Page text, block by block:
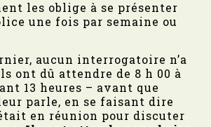
les oblige à se présenter
une fois par semaine ou
aucun interrogatoire n’a
ont dû attendre de 8 h 00 à
13 heures – avant que
parle, en se faisant dire
en réunion pour discuter